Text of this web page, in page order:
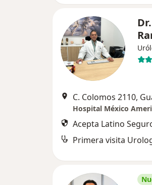
C. Colomos 2110,
Hospital México
Acepta Latino
Primera visita